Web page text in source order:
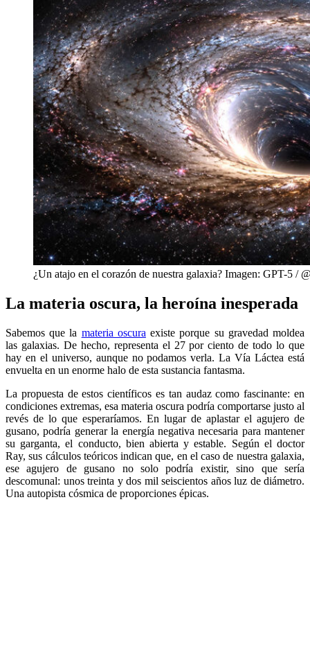
¿Un atajo en el corazón de nuestra galaxia? Imagen: GPT-5 /
La materia oscura, la heroína inesperada
Sabemos que la materia oscura existe porque su gravedad moldea
las galaxias. De hecho, representa el 27 por ciento de todo lo que
hay en el universo, aunque no podamos verla. La Vía Láctea está
envuelta en un enorme halo de esta sustancia fantasma.
La propuesta de estos científicos es tan audaz como fascinante: en
condiciones extremas, esa materia oscura podría comportarse justo al
revés de lo que esperaríamos. En lugar de aplastar el agujero de
gusano, podría generar la energía negativa necesaria para mantener
su garganta, el conducto, bien abierta y estable. Según el doctor
Ray, sus cálculos teóricos indican que, en el caso de nuestra galaxia,
ese agujero de gusano no solo podría existir, sino que sería
descomunal: unos treinta y dos mil seiscientos años luz de diámetro.
Una autopista cósmica de proporciones épicas.